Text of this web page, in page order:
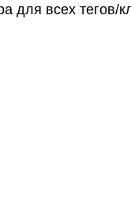
для всех